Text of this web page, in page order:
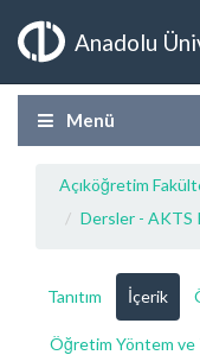
Anadolu
Menü
Açıköğretim
Dersler - AKTS
Tanıtım İçerik
Öğretim Yöntem ve